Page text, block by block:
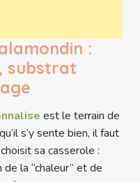
:
substrat
est le terrain de
s’y sente bien, il faut
sa casserole :
la “chaleur” et de